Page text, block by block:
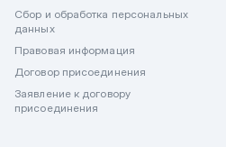
Сбор и обработка персональных
данных
Правовая информация
Договор присоединения
Заявление к договору
присоединения